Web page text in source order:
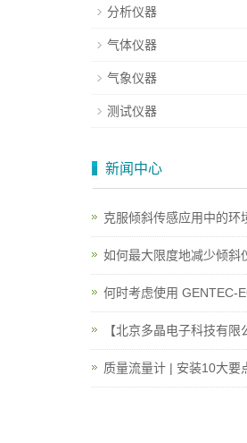
分析仪器
气体仪器
气象仪器
测试仪器
新闻中心
克服倾斜传感应用中的环
如何最大限度地减少倾斜
何时考虑使用 GENTEC-
【北京多晶电子科技有
质量流量计 | 安装10大要